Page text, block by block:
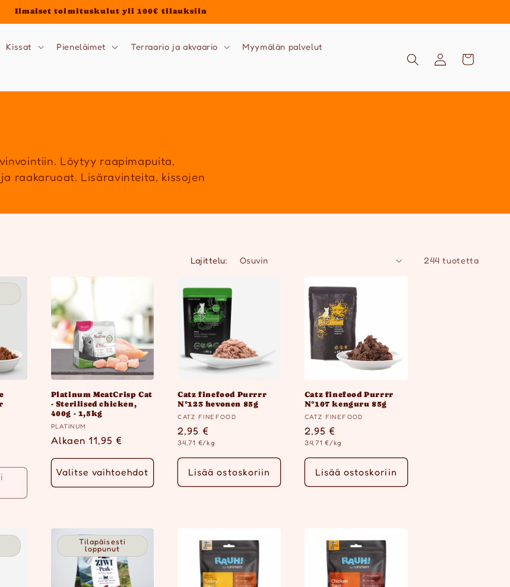
Ilmaiset toimituskulut yli 100€ tilauksiin
Kissat Pieneläimet Terraario ja akvaario Myymälän palvelut
Kirjaudu
sisään
Ostoskori
Löytyy raapimapuita,
raakaruoat. Lisäravinteita, kissojen
Lajittelu: 244 tuotetta
Platinum MeatCrisp Cat
- Sterilised chicken,
400g - 1,5kg
Myyjä:
PLATINUM
Normaalihinta
Alkaen 11,95 €
Valitse vaihtoehdot
Catz finefood Purrrr
N°123 hevonen 85g
Myyjä:
CATZ FINEFOOD
Normaalihinta
2,95 €
Yksikköhinta
34,71 €/kg
Lisää ostoskoriin
Catz finefood Purrrr
N°107 kenguru 85g
Myyjä:
CATZ FINEFOOD
Normaalihinta
2,95 €
Yksikköhinta
34,71 €/kg
Lisää ostoskoriin
Tilapäisesti
loppunut